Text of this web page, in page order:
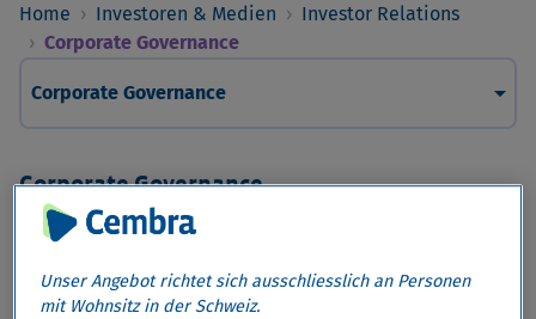
Home › Investoren & Medien › Investor Relations
› Corporate Governance
arrow_drop_down
Corporate Governance
Corporate Governance
Management
Verwaltungsrat
Disclosure
Unser Angebot richtet sich ausschliesslich an Personen
mit Wohnsitz in der Schweiz.